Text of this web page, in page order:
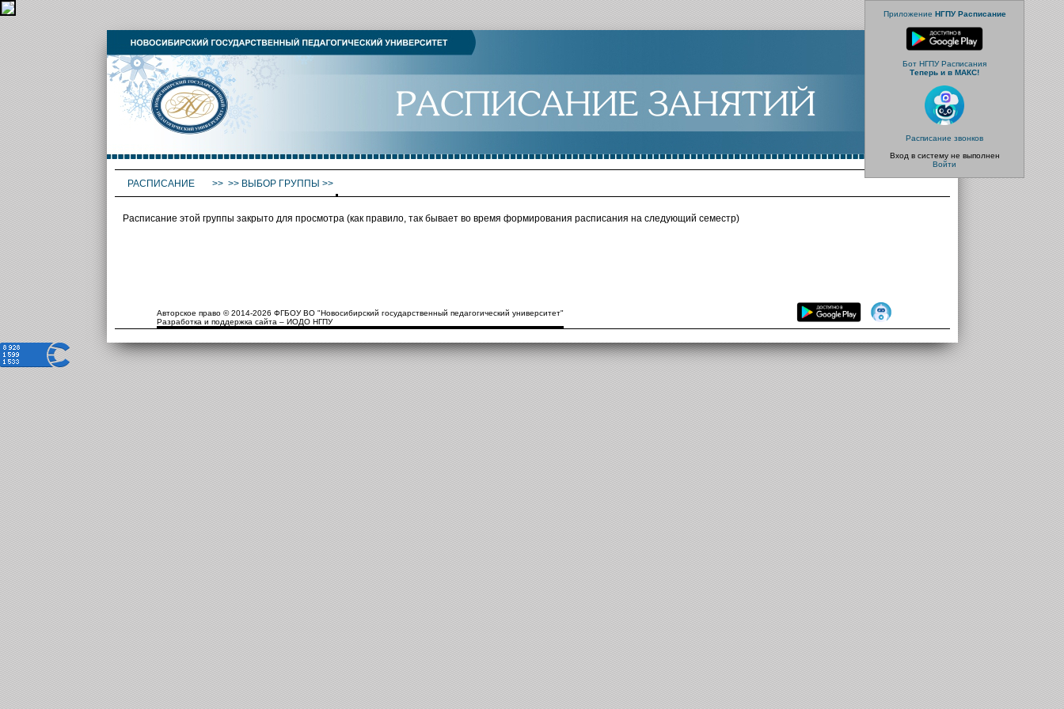
Приложение НГПУ Расписание
Бот НГПУ Расписания
Теперь и в МАКС!
Расписание звонков
Вход в систему не выполнен
Войти
РАСПИСАНИЕ >> >> ВЫБОР ГРУППЫ >>
Расписание этой группы закрыто для просмотра (как правило, так бывает во время формирования расписания на следующий семестр)
Авторское право © 2014-2026 ФГБОУ ВО "Новосибирский государственный педагогический университет"
Разработка и поддержка сайта – ИОДО НГПУ